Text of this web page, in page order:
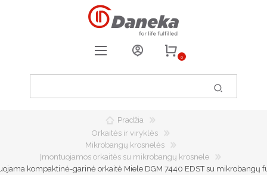
0
0
Pradžia
Orkaitės ir viryklės
Mikrobangų krosnelės
Įmontuojamos orkaitės su mikrobangų krosnele
kompaktinė-garinė orkaitė Miele DGM 7440 EDST su mikrobangų